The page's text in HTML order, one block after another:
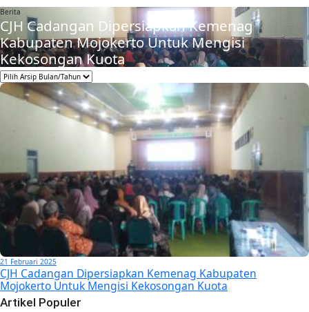
Berita
CJH Cadangan Dipersiapkan Kemenag
Kabupaten Mojokerto Untuk Mengisi
Kekosongan Kuota
21 Februari 2025
CJH Cadangan Dipersiapkan Kemenag Kabupaten
Mojokerto Untuk Mengisi Kekosongan Kuota
Artikel Populer